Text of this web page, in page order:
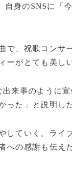
自身のSNSに「
、祝歌コンサ
がとても美し
来事のように
った」と説明した
していく。ライ
への感謝も伝えた